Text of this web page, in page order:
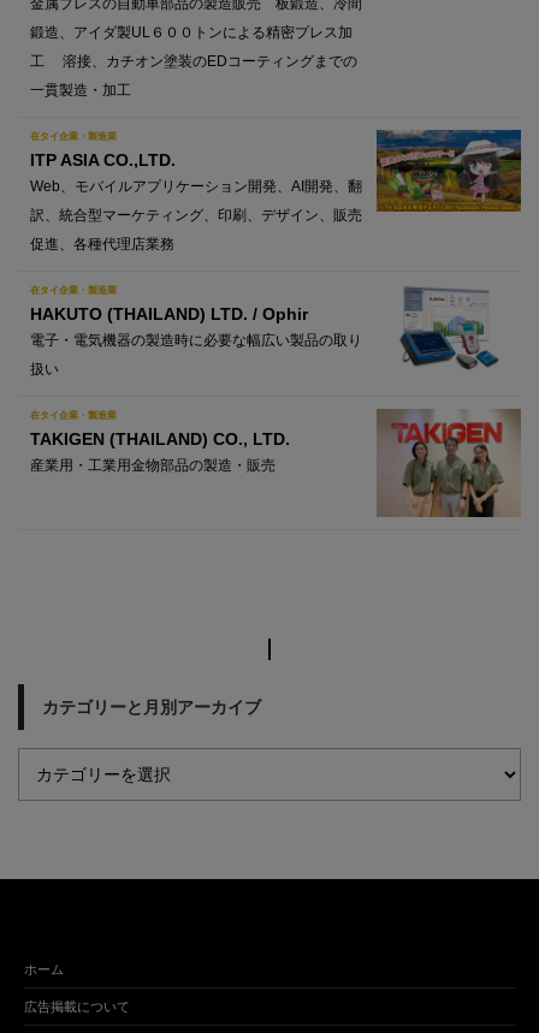
金属プレスの自動車部品の製造販売 板鍛造、冷間
鍛造、アイダ製UL６００トンによる精密プレス加
工 溶接、カチオン塗装のEDコーティングまでの
一貫製造・加工
在タイ企業・製造業
ITP ASIA CO.,LTD.
Web、モバイルアプリケーション開発、AI開発、翻
訳、統合型マーケティング、印刷、デザイン、販売
促進、各種代理店業務
在タイ企業・製造業
HAKUTO (THAILAND) LTD. / Ophir
電子・電気機器の製造時に必要な幅広い製品の取り
扱い
在タイ企業・製造業
TAKIGEN (THAILAND) CO., LTD.
産業用・工業用金物部品の製造・販売
カテゴリーと月別アーカイブ
ホーム
広告掲載について